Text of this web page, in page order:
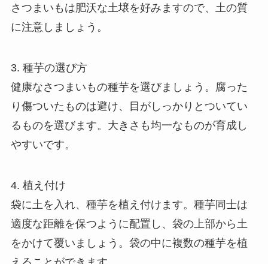
さつまいもは肥沃な土壌を好みますので、土の質
に注意しましょう。
3. 種芋の選び方
健康なさつまいもの種芋を選びましょう。腐った
り傷ついたものは避け、目がしっかりとついてい
るものを選びます。大きさも均一なものが育成し
やすいです。
4. 植え付け
袋に土を入れ、種芋を植え付けます。種芋同士は
適度な距離を保つように配置し、袋の上部から土
をかけて覆いましょう。袋の中に複数の種芋を植